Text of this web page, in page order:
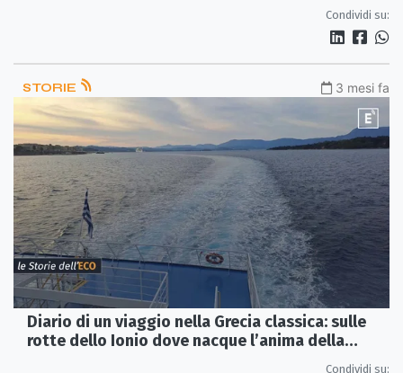
Condividi su:
STORIE 3 mesi fa
Diario di un viaggio nella Grecia classica: sulle
rotte dello Ionio dove nacque l’anima della
Condividi su: